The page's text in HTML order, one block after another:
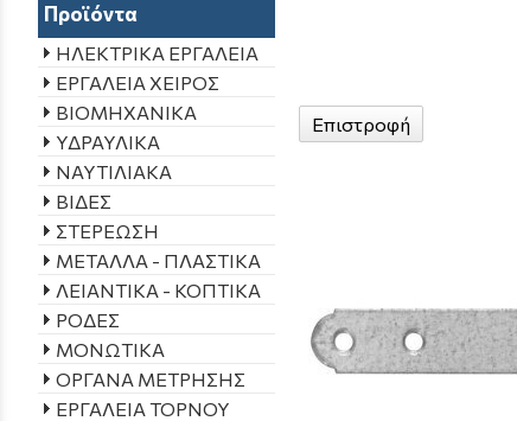
Προϊόντα
ΗΛΕΚΤΡΙΚΑ ΕΡΓΑΛΕΙΑ
ΕΡΓΑΛΕΙΑ ΧΕΙΡΟΣ
ΒΙΟΜΗΧΑΝΙΚΑ
ΥΔΡΑΥΛΙΚΑ
ΝΑΥΤΙΛΙΑΚΑ
ΒΙΔΕΣ
ΣΤΕΡΕΩΣΗ
ΜΕΤΑΛΛΑ - ΠΛΑΣΤΙΚΑ
ΛΕΙΑΝΤΙΚΑ - ΚΟΠΤΙΚΑ
ΡΟΔΕΣ
ΜΟΝΩΤΙΚΑ
ΟΡΓΑΝΑ ΜΕΤΡΗΣΗΣ
ΕΡΓΑΛΕΙΑ ΤΟΡΝΟΥ
Επιστροφή